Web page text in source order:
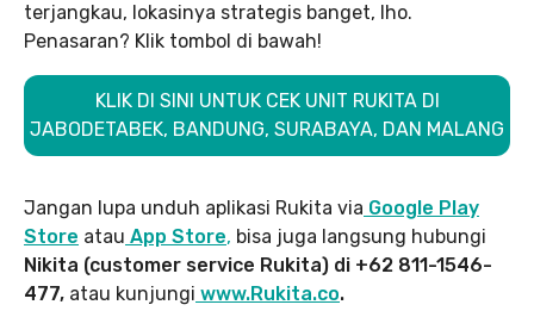
terjangkau, lokasinya strategis banget, lho.
Penasaran? Klik tombol di bawah!
KLIK DI SINI UNTUK CEK UNIT RUKITA DI
JABODETABEK, BANDUNG, SURABAYA, DAN MALANG
Jangan lupa unduh aplikasi Rukita via Google Play
Store atau App Store, bisa juga langsung hubungi
Nikita (customer service Rukita) di +62 811-1546-
477, atau kunjungi www.Rukita.co.